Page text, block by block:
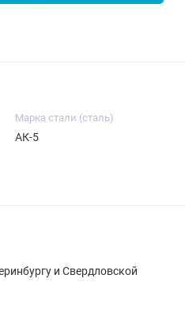
Марка стали (сталь)
АК-5
и Свердловской